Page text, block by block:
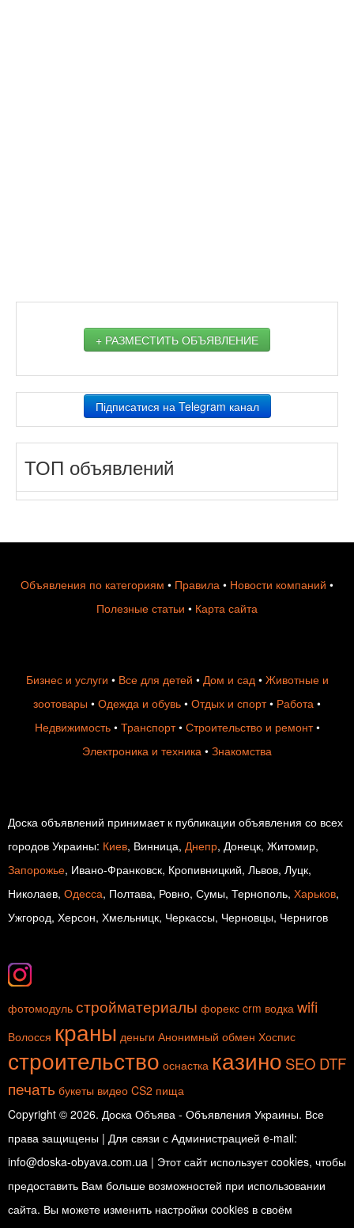
+ РАЗМЕСТИТЬ ОБЪЯВЛЕНИЕ
Підписатися на Telegram канал
ТОП объявлений
Объявления по категориям • Правила • Новости компаний •
Полезные статьи • Карта сайта
Бизнес и услуги • Все для детей • Дом и сад• Животные и
зоотовары • Одежда и обувь • Отдых и спорт• Работа •
Недвижимость• Транспорт• Строительство и ремонт•
Электроника и техника • Знакомства
Доска объявлений принимает к публикации объявления со всех
городов Украины: Киев, Винница, Днепр, Донецк, Житомир,
Запорожье, Ивано-Франковск, Кропивницкий, Львов, Луцк,
Николаев, Одесса, Полтава, Ровно, Сумы, Тернополь, Харьков,
Ужгород, Херсон, Хмельницк, Черкассы, Черновцы, Чернигов
фотомодуль стройматериалы форекс crm водка wifi
Волосся краны деньги Анонимный обмен Хоспис
строительство оснастка казино SEO DTF
печать букеты видео CS2 пища
Copyright © 2026. Доска Объява - Объявления Украины. Все
права защищены | Для связи с Администрацией e-mail:
info@doska-obyava.com.ua | Этот сайт использует cookies, чтобы
предоставить Вам больше возможностей при использовании
сайта. Вы можете изменить настройки cookies в своём